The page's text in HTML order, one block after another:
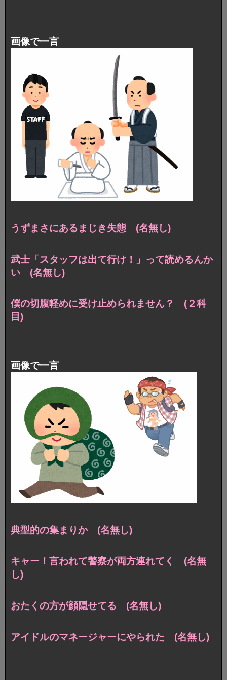
画像で一言
うずまさにあるまじき失態 (名無し)
武士「スタッフは出て行け！」って読めるんか
い (名無し)
僕の切腹軽めに受け止められません？ (２科
目)
画像で一言
典型的の集まりか (名無し)
キャー！言われて警察が両方連れてく (名無
し)
おたくの方が顔隠せてる (名無し)
アイドルのマネージャーにやられた (名無し)